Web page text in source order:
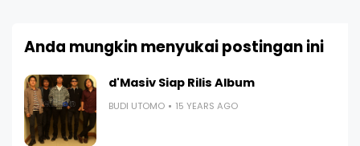
Anda mungkin menyukai postingan ini
d'Masiv Siap Rilis Album
BUDI UTOMO 15 YEARS AGO